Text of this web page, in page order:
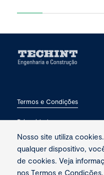
Termos e Condições
Privacidade
Fale conosco
Nosso site utiliza
qualquer dispositivo,
de cookies. Veja
nos Termos e Condições.